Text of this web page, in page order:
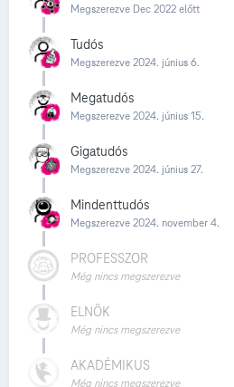
Megszerezve Dec 2022 előtt
Tudós
Megszerezve 2024. június 6.
Megatudós
Megszerezve 2024. június 15.
Gigatudós
Megszerezve 2024. június 27.
Mindenttudós
Megszerezve 2024. november 4.
PROFESSZOR
Még nincs megszerezve
ELNÖK
Még nincs megszerezve
AKADÉMIKUS
Még nincs megszerezve